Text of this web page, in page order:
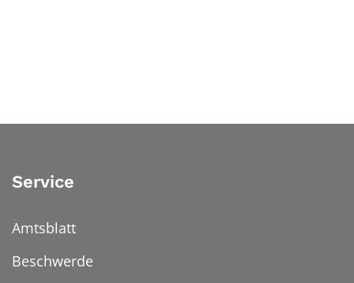
Service
Amtsblatt
Beschwerde